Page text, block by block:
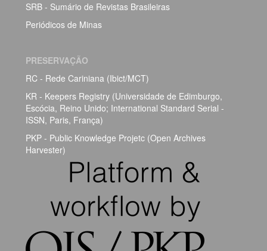
SRB - Sumário de Revistas Brasileiras
Periódicos de Minas
PRESERVAÇÃO
RC - Rede Cariniana (Ibict/MCT)
KR - Keepers Registry (Universidade de Edimburgo,
Escócia, Reino Unido; International Standard Serial -
ISSN, Paris, França)
PKP - Public Knowledge Projetc (Open Archives
Harvester)